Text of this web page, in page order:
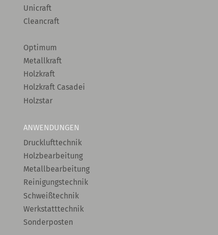
Unicraft
Cleancraft
Optimum
Metallkraft
Holzkraft
Holzkraft Casadei
Holzstar
ANWENDUNGEN
Drucklufttechnik
Holzbearbeitung
Metallbearbeitung
Reinigungstechnik
Schweißtechnik
Werkstatttechnik
Sonderposten